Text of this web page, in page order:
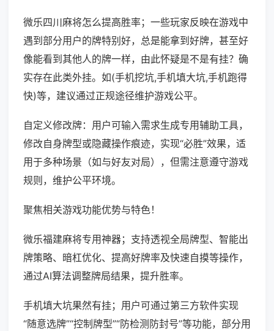
微乐四川麻将怎么提高胜率；一些玩家反映在游戏中
遇到部分用户的牌特别好，总是能拿到好牌，甚至好
像能看到其他人的牌一样，由此怀疑是不是有挂？确
实存在此类外挂。如(手机挖坑,手机填大坑,手机跑得
快)等，建议通过正规途径维护游戏公平。
自定义修改牌：用户可输入需求生成专用辅助工具，
修改自身牌型或隐藏操作痕迹，实现“必胜”效果，适
用于多种场景（如与好友对局），但需注意遵守游戏
规则，维护公平环境。
聚焦相关游戏功能优势与特色！
微乐福建麻将专用神器；支持透视全局牌型、智能出
牌策略、暗杠优化、提高好牌率及快速自摸等操作，
通过AI算法调整牌局结果，提升胜率。
手机填大坑果然有挂；用户可通过第三方软件实现
“随意选牌”“控制牌型”“防检测防封号”等功能，部分用